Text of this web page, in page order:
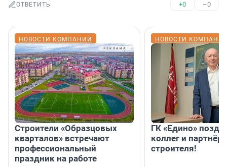
ОТВЕТИТЬ +0 –0
НОВОСТИ КОМПАНИЙ
Строители «Образцовых
кварталов» встречают
профессиональный
праздник на работе
НОВОСТИ
ГК «Едино»
коллег и
строителя!